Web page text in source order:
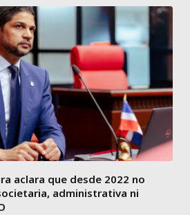
aclara que desde 2022 no
administrativa ni